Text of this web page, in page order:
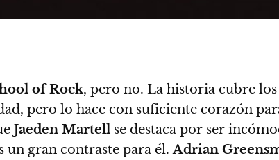
of Rock, pero no. La historia cubre
pero lo hace con suficiente corazón
Jaeden Martell se destaca por ser
un gran contraste para él.Adrian